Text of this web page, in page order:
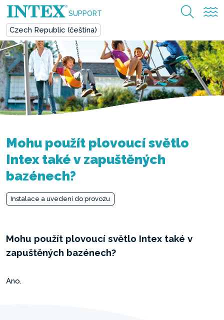
SUPPORT
Czech Republic (čeština)
Mohu použít plovoucí světlo
Intex také v zapuštěných
bazénech?
Instalace a uvedení do provozu
Mohu použít plovoucí světlo Intex také v
zapuštěných bazénech?
Ano.